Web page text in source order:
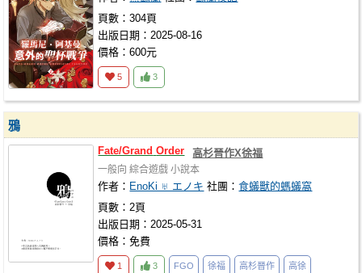
頁數：304頁
出版日期：2025-08-16
價格：600元
5 3
鴉
Fate/Grand Order 高杉晉作X徐福
一般向 綜合遊戲 小說本
作者： EnoKi ♅ エノキ 社團：食蟻獸的螞蟻窩
頁數：2頁
出版日期：2025-05-31
價格：免費
1 3 FGO 徐福 高杉晉作 高徐